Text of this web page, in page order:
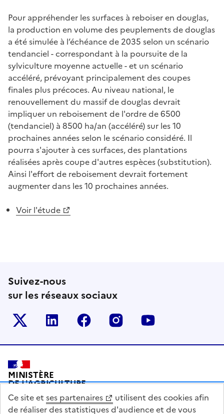
Pour appréhender les surfaces à reboiser en douglas,
la production en volume des peuplements de douglas
a été simulée à l’échéance de 2035 selon un scénario
tendanciel - correspondant à la poursuite de la
sylviculture moyenne actuelle - et un scénario
accéléré, prévoyant principalement des coupes
finales plus précoces. Au niveau national, le
renouvellement du massif de douglas devrait
impliquer un reboisement de l'ordre de 6500
(tendanciel) à 8500 ha/an (accéléré) sur les 10
prochaines années selon le scénario considéré. Il
pourra s'ajouter à ces surfaces, des plantations
réalisées après coupe d'autres espèces (substitution).
Ainsi l'effort de reboisement devrait fortement
augmenter dans les 10 prochaines années.
Voir l'étude
Suivez-nous
sur les réseaux sociaux
Le ministère sur Twitter
Le ministère sur LinkedIn
Le ministère sur Facebook
Le ministère sur
Pied de page
MINISTÈRE
DE L'AGRICULTURE
DE L'AGRO-ALIMENTAIRE
ET DE LA SOUVERAINETÉ
ALIMENTAIRE
Ce site et ses partenaires
utilisent des cookies afin
de réaliser des statistiques d'audience et de vous